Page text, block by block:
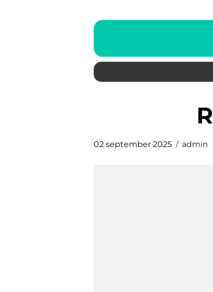
02 september 2025 admin